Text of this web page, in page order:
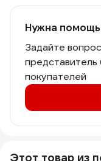
Нужна
Задайте
представитель
покупателей
Этот товар из